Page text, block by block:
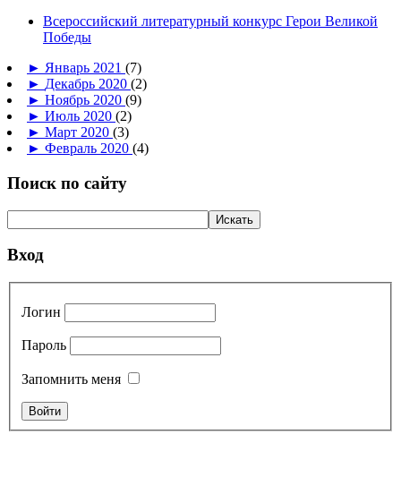
Всероссийский литературный конкурс Герои Великой
Победы
► Январь 2021 (7)
► Декабрь 2020 (2)
► Ноябрь 2020 (9)
► Июль 2020 (2)
► Март 2020 (3)
► Февраль 2020 (4)
Поиск по сайту
Вход
Логин
Пароль
Запомнить меня